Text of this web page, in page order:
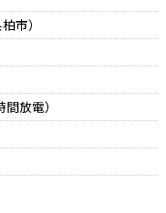
市）
放電）